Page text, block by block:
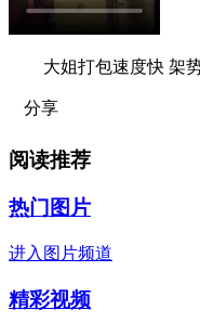
大姐打包速度快 架势
分享
阅读推荐
热门图片
进入图片频道
精彩视频